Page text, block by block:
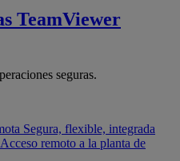
TeamViewer
seguras.
Segura, flexible, integrada
Acceso remoto a la planta de